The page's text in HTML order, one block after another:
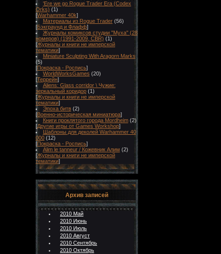
'Ere we go Rogue Trader Era (Codex
Orks) (1)
[Warhammer 40k]
Материалы из Rogue Trader (56)
[Бэкграунд и Флафф]
Журналы комиксов студии "Муха" (28
номеров) (1991-2009, CBR) (1)
[Журналы и книги не имперской
тематики]
Miniature Sculpting With Aragorn Marks
(5)
[Покраска - Роспись]
WorldWorksGames (20)
[Террейн]
Aliens: Glass corridor \ Чужие:
зеркальный коридор (1)
[Журналы и книги не имперской
тематики]
Эпоха битв (2)
[Военно-историческая миниатюра]
Книги проклятого города Mordheim (2)
[Другие игры от Games Workshop]
Шаблоны для деколей Warhammer 40
000 (12)
[Покраска - Роспись]
Alim le tanneur / Кожевник Алим (2)
[Журналы и книги не имперской
тематики]
Архив записей
2010 Май
2010 Июнь
2010 Июль
2010 Август
2010 Сентябрь
2010 Октябрь